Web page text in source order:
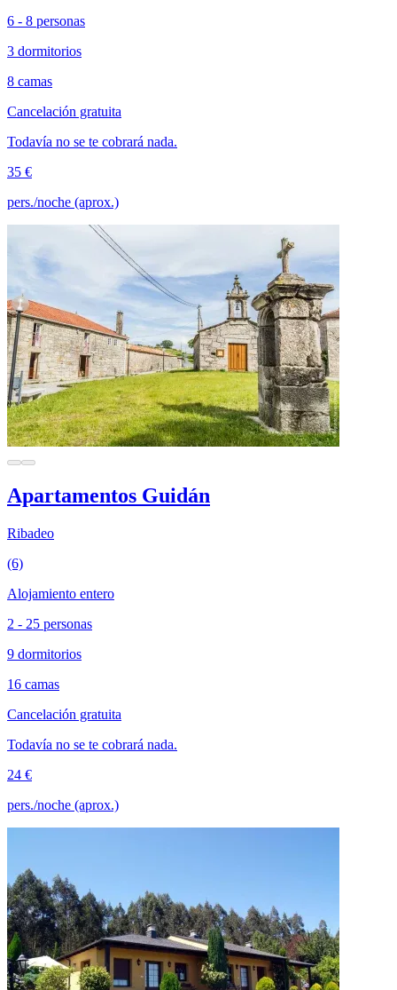
6 - 8 personas
3 dormitorios
8 camas
Cancelación gratuita
Todavía no se te cobrará nada.
35 €
pers./noche (aprox.)
Apartamentos Guidán
Ribadeo
(6)
Alojamiento entero
2 - 25 personas
9 dormitorios
16 camas
Cancelación gratuita
Todavía no se te cobrará nada.
24 €
pers./noche (aprox.)